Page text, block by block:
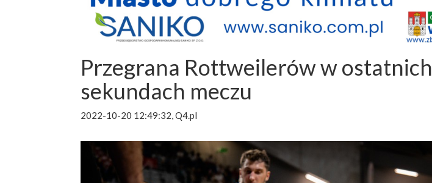
Przegrana Rottweilerów w ostatnich
sekundach meczu
2022-10-20 12:49:32, Q4.pl